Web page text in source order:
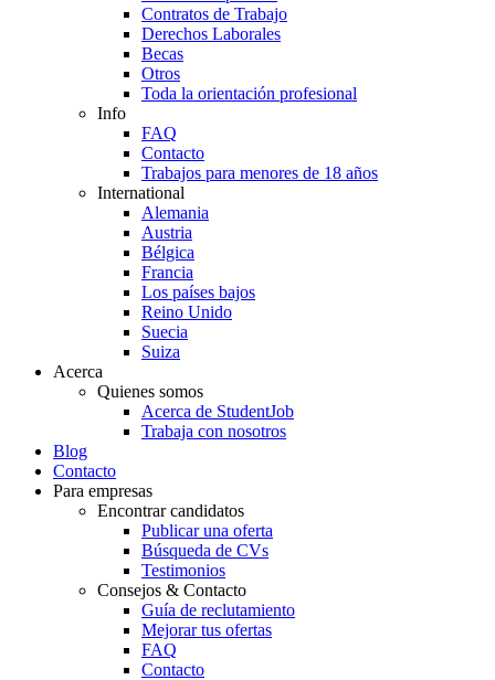
Contratos de Trabajo
Derechos Laborales
Becas
Otros
Toda la orientación profesional
Info
FAQ
Contacto
Trabajos para menores de 18 años
International
Alemania
Austria
Bélgica
Francia
Los países bajos
Reino Unido
Suecia
Suiza
Acerca
Quienes somos
Acerca de StudentJob
Trabaja con nosotros
Blog
Contacto
Para empresas
Encontrar candidatos
Publicar una oferta
Búsqueda de CVs
Testimonios
Consejos & Contacto
Guía de reclutamiento
Mejorar tus ofertas
FAQ
Contacto